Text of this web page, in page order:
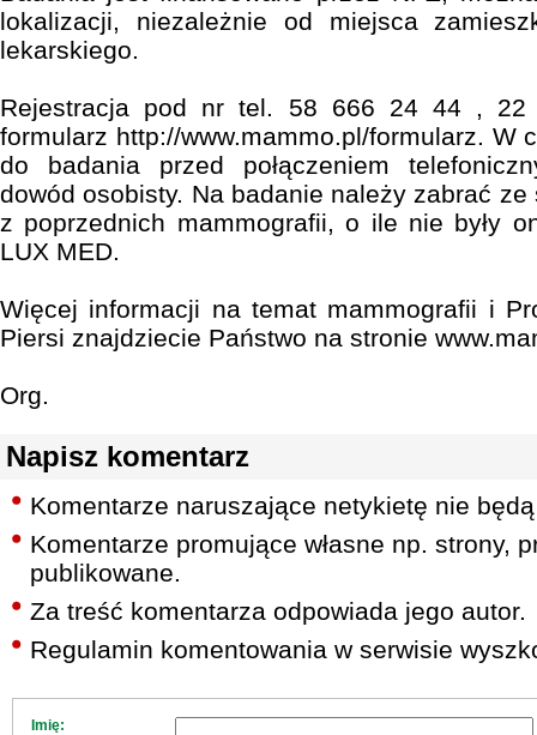
lokalizacji, niezależnie od miejsca
lekarskiego.
Rejestracja pod nr tel. 58 666 24 44 ,
formularz http://www.mammo.pl/formularz. W
do badania przed połączeniem
dowód osobisty. Na badanie należy zabrać ze
z poprzednich mammografii, o ile nie były
LUX MED.
Więcej informacji na temat mammografii i
Piersi znajdziecie Państwo na stronie
Org.
Napisz komentarz
Komentarze naruszające netykietę nie
Komentarze promujące własne np. strony,
publikowane.
Za treść komentarza odpowiada jego autor.
Regulamin komentowania w serwisie
Imię: